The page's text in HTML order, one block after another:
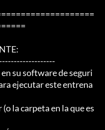
su software de seguri
ejecutar este entrena
la carpeta en la que es